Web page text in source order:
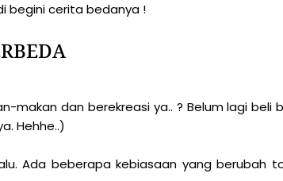
begini cerita bedanya !
makan dan berekreasi ya.. ? Belum lagi beli
Hehhe..)
Ada beberapa kebiasaan yang berubah